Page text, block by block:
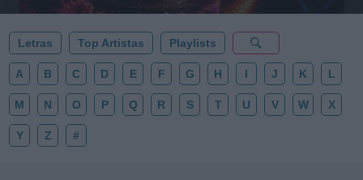
Letras Top Artistas Playlists
A B C D E F G H I J K L
M N O P Q R S T U V W X
Y Z #